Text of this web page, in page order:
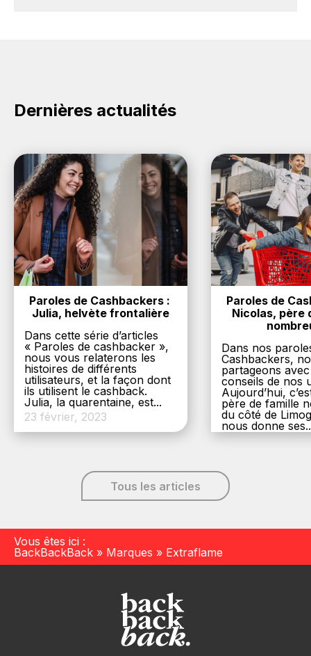
Dernières actualités
Paroles de Cashbackers :
Julia, helvète frontalière
Dans cette série d’articles
« Paroles de cashbacker »,
nous vous relaterons les
histoires de différents
utilisateurs, et la façon dont
ils utilisent le cashback.
Julia, la quarentaine, est...
23 février, 2023
Paroles de
Nicolas, père
Dans nos
Cashbackers,
partageons
conseils de nos
Aujourd’hui,
père de famille
du côté de
nous donne
Tous les articles
Vous êtes ici :
BackBackBack » Marques » Extraflame